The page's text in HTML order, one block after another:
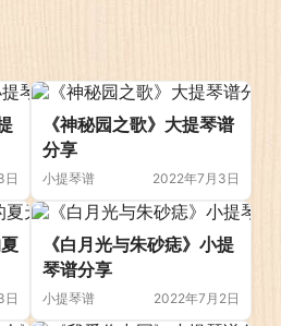
日
《神秘园之歌》大提琴谱
分享
小提琴谱 2022年7月3日
日
《白月光与朱砂痣》小提
琴谱分享
小提琴谱 2022年7月2日